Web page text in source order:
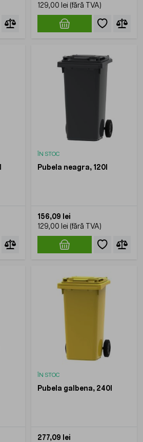
129,00 lei
ÎN STOC
Pubela neagra, 120l
156,09 lei
129,00 lei
ÎN STOC
Pubela galbena, 240l
277,09 lei